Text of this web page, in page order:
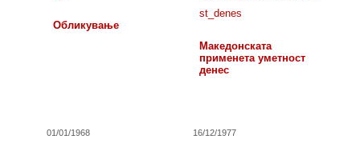
Обликување
01/01/1968
Македонската
применета уметност
денес
16/12/1977